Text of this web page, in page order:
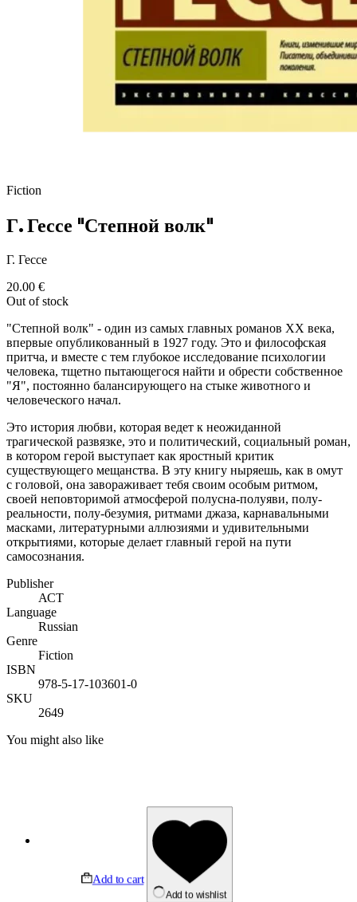
Fiction
Г. Гессе "Степной волк"
Г. Гессе
20.00 €
Out of stock
"Степной волк" - один из самых главных романов XX века,
впервые опубликованный в 1927 году. Это и философская
притча, и вместе с тем глубокое исследование психологии
человека, тщетно пытающегося найти и обрести собственное
"Я", постоянно балансирующего на стыке животного и
человеческого начал.
Это история любви, которая ведет к неожиданной
трагической развязке, это и политический, социальный роман,
в котором герой выступает как яростный критик
существующего мещанства. В эту книгу ныряешь, как в омут
с головой, она завораживает тебя своим особым ритмом,
своей неповторимой атмосферой полусна-полуяви, полу-
реальности, полу-безумия, ритмами джаза, карнавальными
масками, литературными аллюзиями и удивительными
открытиями, которые делает главный герой на пути
самосознания.
Publisher
АСТ
Language
Russian
Genre
Fiction
ISBN
978-5-17-103601-0
SKU
2649
You might also like
Add to cart
Add to wishlist